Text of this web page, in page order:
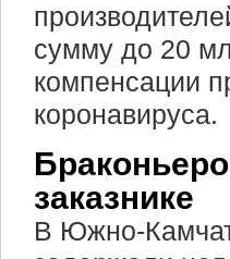
сумму до 20
компенсации
коронавируса.
заказнике
В Южно-